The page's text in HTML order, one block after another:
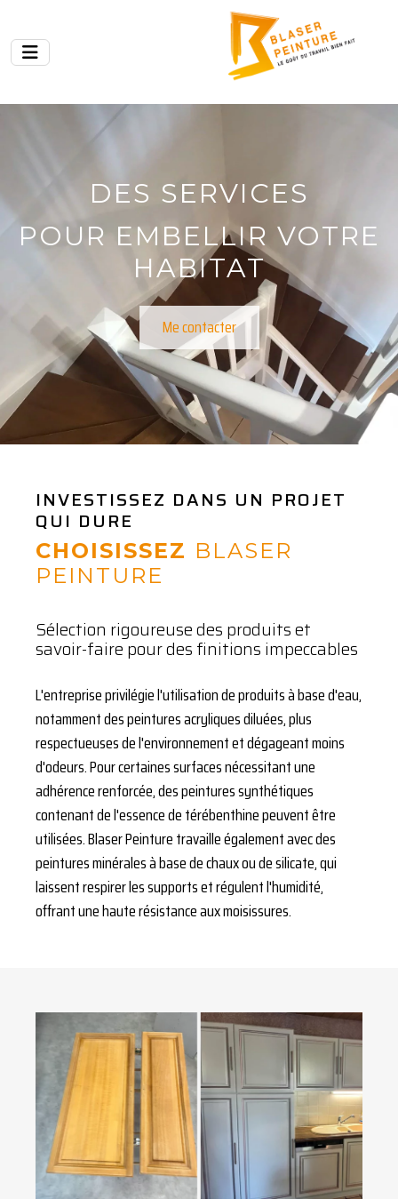
DES SERVICES
POUR EMBELLIR VOTRE
HABITAT
Me contacter
INVESTISSEZ DANS UN PROJET
QUI DURE
CHOISISSEZ BLASER
PEINTURE
Sélection rigoureuse des produits et
savoir-faire pour des finitions impeccables
L'entreprise privilégie l'utilisation de produits à base d'eau,
notamment des peintures acryliques diluées, plus
respectueuses de l'environnement et dégageant moins
d'odeurs. Pour certaines surfaces nécessitant une
adhérence renforcée, des peintures synthétiques
contenant de l'essence de térébenthine peuvent être
utilisées. Blaser Peinture travaille également avec des
peintures minérales à base de chaux ou de silicate, qui
laissent respirer les supports et régulent l'humidité,
offrant une haute résistance aux moisissures.